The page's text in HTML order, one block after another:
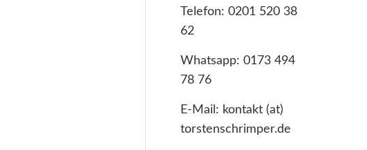
Telefon: 0201 520 38
62
Whatsapp: 0173 494
78 76
E-Mail: kontakt (at)
torstenschrimper.de